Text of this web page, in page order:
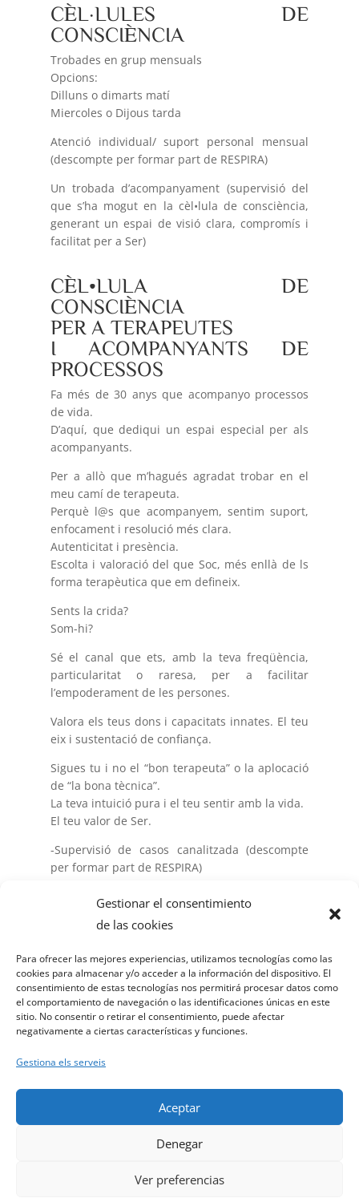
Gestionar el consentimiento
de las cookies
Para ofrecer las mejores experiencias, utilizamos tecnologías como las
cookies para almacenar y/o acceder a la información del dispositivo. El
consentimiento de estas tecnologías nos permitirá procesar datos como
el comportamiento de navegación o las identificaciones únicas en este
sitio. No consentir o retirar el consentimiento, puede afectar
negativamente a ciertas características y funciones.
Gestiona els serveis
Aceptar
Denegar
Ver preferencias
CÈL·LULES DE
CONSCIÈNCIA
Trobades en grup mensuals
Opcions:
Dilluns o dimarts matí
Miercoles o Dijous tarda
Atenció individual/ suport personal mensual
(descompte per formar part de RESPIRA)
Un trobada d’acompanyament (supervisió del
que s’ha mogut en la cèl•lula de consciència,
generant un espai de visió clara, compromís i
facilitat per a Ser)
CÈL•LULA DE
CONSCIÈNCIA
PER A TERAPEUTES
I ACOMPANYANTS DE
PROCESSOS
Fa més de 30 anys que acompanyo processos
de vida.
D’aquí, que dediqui un espai especial per als
acompanyants.
Per a allò que m’hagués agradat trobar en el
meu camí de terapeuta.
Perquè l@s que acompanyem, sentim suport,
enfocament i resolució més clara.
Autenticitat i presència.
Escolta i valoració del que Soc, més enllà de ls
forma terapèutica que em defineix.
Sents la crida?
Som-hi?
Sé el canal que ets, amb la teva freqüència,
particularitat o raresa, per a facilitar
l’empoderament de les persones.
Valora els teus dons i capacitats innates. El teu
eix i sustentació de confiança.
Sigues tu i no el “bon terapeuta” o la aplocació
de “la bona tècnica”.
La teva intuició pura i el teu sentir amb la vida.
El teu valor de Ser.
-Supervisió de casos canalitzada (descompte
per formar part de RESPIRA)
Trobades mensuals:
* Dilluns o dimarts matí
CONNSULTEU DATES I PREUS PER
MAIL
© Ariadna Bailo 2025, Website Design by Piero
Caterino METEORO DESIGN